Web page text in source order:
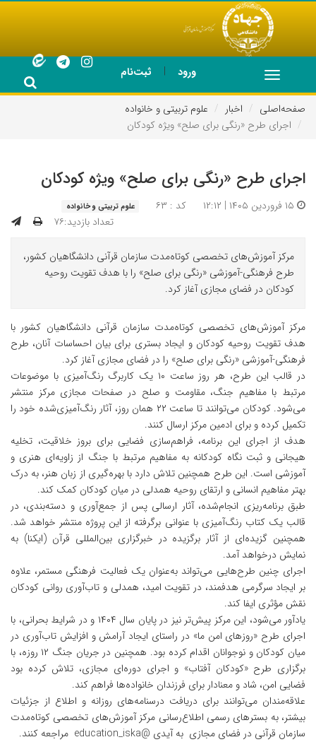
ورود | ثبت‌نام
Toggle
navigation
صفحه‌اصلی
اخبار
علوم تربیتی و خانواده
اجرای طرح «رنگی برای صلح» ویژه کودکان
اجرای طرح «رنگی برای صلح» ویژه کودکان
کد : ۶۳ علوم تربیتی و خانواده
تعداد بازدید:۷۶
مرکز آموزش‌های تخصصی کوتاه‌مدت سازمان قرآنی دانشگاهیان کشور،
طرح فرهنگی-آموزشی «رنگی برای صلح» را با هدف تقویت روحیه
کودکان در فضای مجازی آغاز کرد.
مرکز آموزش‌های تخصصی کوتاه‌مدت سازمان قرآنی دانشگاهیان کشور با
هدف تقویت روحیه کودکان و ایجاد بستری برای بیان احساسات آنان، طرح
فرهنگی-آموزشی «رنگی برای صلح» را در فضای مجازی آغاز کرد.
در قالب این طرح، هر روز ساعت ۱۰ یک کاربرگ رنگ‌آمیزی با موضوعات
مرتبط با مفاهیم جنگ، مقاومت و صلح در صفحات مجازی مرکز منتشر
می‌شود. کودکان می‌توانند تا ساعت ۲۲ همان روز، آثار رنگ‌آمیزی‌شده خود را
تکمیل کرده و برای ادمین مرکز ارسال کنند.
هدف از اجرای این برنامه، فراهم‌سازی فضایی برای بروز خلاقیت، تخلیه
هیجانی و ثبت نگاه کودکانه به مفاهیم مرتبط با جنگ از زاویه‌ای هنری و
آموزشی است. این طرح همچنین تلاش دارد با بهره‌گیری از زبان هنر، به درک
بهتر مفاهیم انسانی و ارتقای روحیه همدلی در میان کودکان کمک کند.
طبق برنامه‌ریزی انجام‌شده، آثار ارسالی پس از جمع‌آوری و دسته‌بندی، در
قالب یک کتاب رنگ‌آمیزی با عنوانی برگرفته از این پروژه منتشر خواهد شد.
همچنین گزیده‌ای از آثار برگزیده در خبرگزاری بین‌المللی قرآن (ایکنا) به
نمایش درخواهد آمد.
اجرای چنین طرح‌هایی می‌تواند به‌عنوان یک فعالیت فرهنگی مستمر، علاوه
بر ایجاد سرگرمی هدفمند، در تقویت امید، همدلی و تاب‌آوری روانی کودکان
نقش مؤثری ایفا کند.
یادآور می‌شود، این مرکز پیش‌تر نیز در پایان سال ۱۴۰۴ و در شرایط بحرانی، با
اجرای طرح «روز‌های امن ما» در راستای ایجاد آرامش و افزایش تاب‌آوری در
میان کودکان و نوجوانان اقدام کرده بود. همچنین در جریان جنگ ۱۲ روزه، با
برگزاری طرح «کودکان آفتاب» و اجرای دوره‌ای مجازی، تلاش کرده بود
فضایی امن، شاد و معنادار برای فرزندان خانواده‌ها فراهم کند.
علاقه‌مندان می‌توانند برای دریافت درسنامه‌های روزانه و اطلاع از جزئیات
بیشتر، به بسترهای رسمی اطلاع‌رسانی مرکز آموزش‌های تخصصی کوتاه‌مدت
سازمان قرآنی در فضای مجازی به آیدی @education_iska مراجعه کنند.